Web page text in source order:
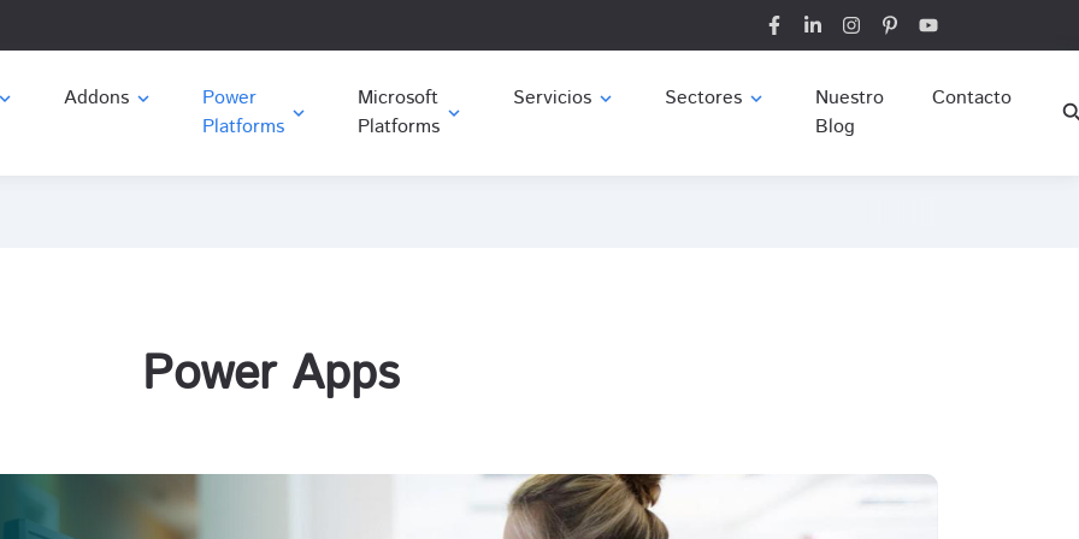
expand_more Addons expand_more
Platforms
expand_more
Microsoft
Platforms expand_more
Servicios expand_more Sectores expand_more
Nuestro
Blog
Contacto
Power Apps